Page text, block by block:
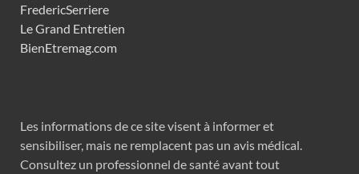
FredericSerriere
Le Grand Entretien
BienEtremag.com
Les informations de ce site visent à informer et
sensibiliser, mais ne remplacent pas un avis médical.
Consultez un professionnel de santé avant tout